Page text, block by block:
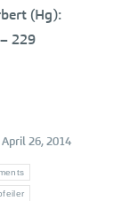
(Hg):
229
April 26, 2014